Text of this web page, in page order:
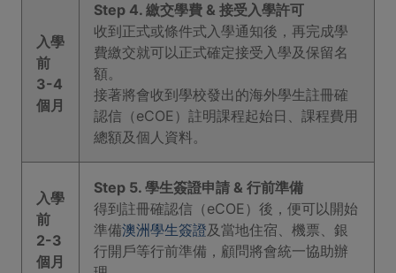
入學
前
3-4
個月
Step 4. 繳交學費 & 接受入學許可
收到正式或條件式入學通知後，再完成學
費繳交就可以正式確定接受入學及保留名
額。
接著將會收到學校發出的海外學生註冊確
認信（eCOE）註明課程起始日、課程費用
總額及個人資料。
入學
前
2-3
個月
Step 5. 學生簽證申請 & 行前準備
得到註冊確認信（eCOE）後，便可以開始
準備澳洲學生簽證及當地住宿、機票、銀
行開戶等行前準備，顧問將會統一協助辦